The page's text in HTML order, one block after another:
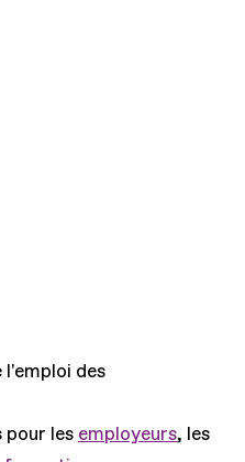
des
pour les employeurs, les